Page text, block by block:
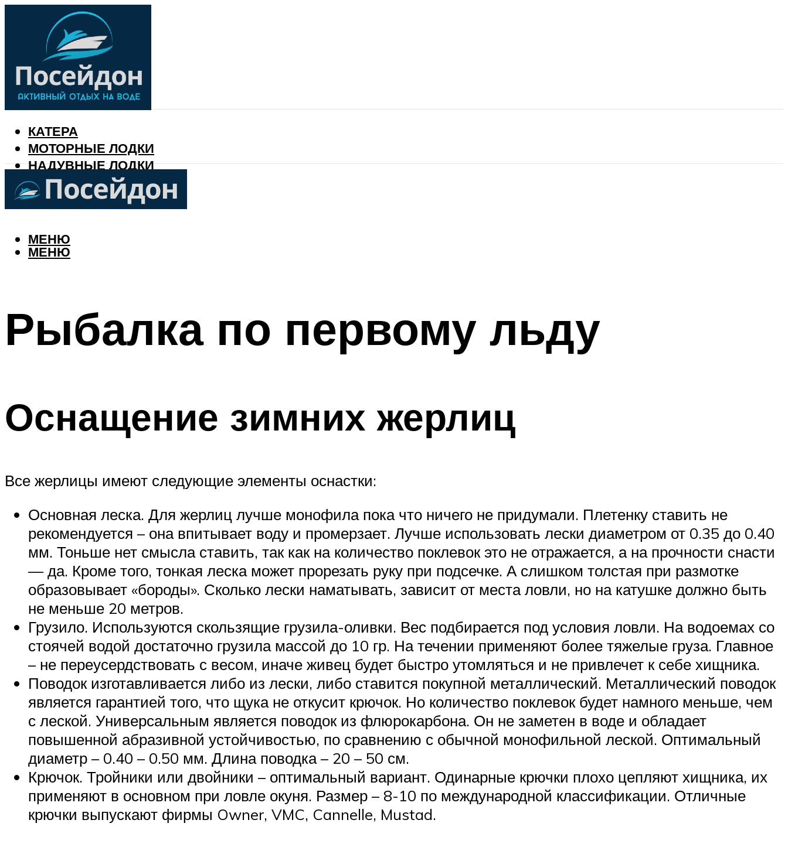
КАТЕРА
МОТОРНЫЕ ЛОДКИ
НАДУВНЫЕ ЛОДКИ
РЫБАЛКА
КАЛЕНДАРЬ РЫБАКА
МЕНЮ
МЕНЮ
Рыбалка по первому льду
Оснащение зимних жерлиц
Все жерлицы имеют следующие элементы оснастки:
Основная леска. Для жерлиц лучше монофила пока что ничего не придумали. Плетенку ставить не
рекомендуется – она впитывает воду и промерзает. Лучше использовать лески диаметром от 0.35 до 0.40
мм. Тоньше нет смысла ставить, так как на количество поклевок это не отражается, а на прочности снасти
— да. Кроме того, тонкая леска может прорезать руку при подсечке. А слишком толстая при размотке
образовывает «бороды». Сколько лески наматывать, зависит от места ловли, но на катушке должно быть
не меньше 20 метров.
Грузило. Используются скользящие грузила-оливки. Вес подбирается под условия ловли. На водоемах со
стоячей водой достаточно грузила массой до 10 гр. На течении применяют более тяжелые груза. Главное
– не переусердствовать с весом, иначе живец будет быстро утомляться и не привлечет к себе хищника.
Поводок изготавливается либо из лески, либо ставится покупной металлический. Металлический поводок
является гарантией того, что щука не откусит крючок. Но количество поклевок будет намного меньше, чем
с леской. Универсальным является поводок из флюрокарбона. Он не заметен в воде и обладает
повышенной абразивной устойчивостью, по сравнению с обычной монофильной леской. Оптимальный
диаметр – 0.40 – 0.50 мм. Длина поводка – 20 – 50 см.
Крючок. Тройники или двойники – оптимальный вариант. Одинарные крючки плохо цепляют хищника, их
применяют в основном при ловле окуня. Размер – 8-10 по международной классификации. Отличные
крючки выпускают фирмы Owner, VMC, Cannelle, Mustad.